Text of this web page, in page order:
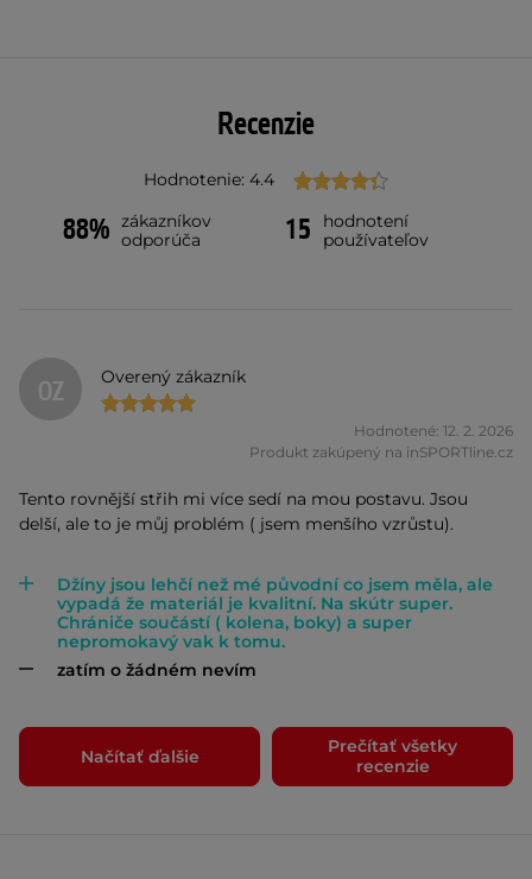
Recenzie
Hodnotenie: 4.4
88% zákazníkov
odporúča
15
hodnotení
používateľov
OZ Overený zákazník
Hodnotené: 12. 2. 2026
Produkt zakúpený na inSPORTline.cz
Tento rovnější střih mi více sedí na mou postavu. Jsou
delší, ale to je můj problém ( jsem menšího vzrůstu).
Džíny jsou lehčí než mé původní co jsem měla, ale
vypadá že materiál je kvalitní. Na skútr super.
Chrániče součástí ( kolena, boky) a super
nepromokavý vak k tomu.
zatím o žádném nevím
Načítať ďalšie
Prečítať všetky
recenzie